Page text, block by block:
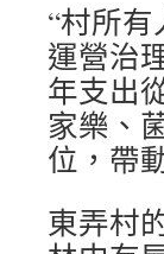
“村所
運營治
年支出
家樂、
位，帶
東弄村